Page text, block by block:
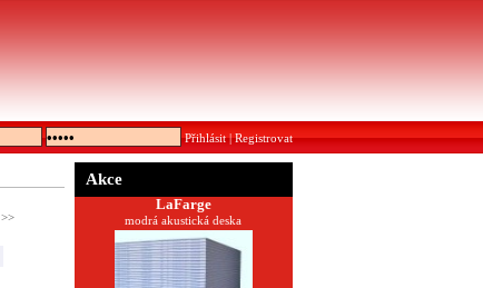
Přihlásit|Registrovat
>>
Akce
LaFarge
modrá akustická deska